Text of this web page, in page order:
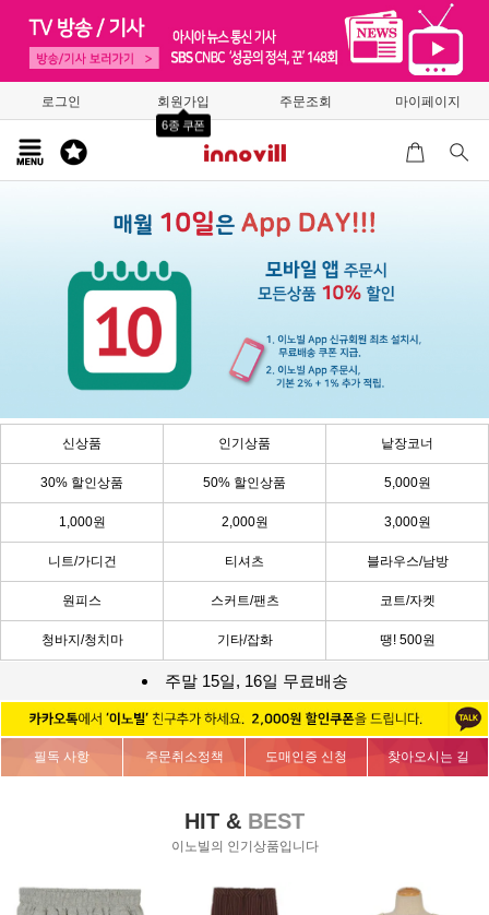
로그인 회원가입
6종 쿠폰
주문조회 마이페이지
신상품 인기상품 낱장코너
30% 할인상품 50% 할인상품 5,000원
1,000원 2,000원 3,000원
니트/가디건 티셔츠 블라우스/남방
원피스 스커트/팬츠 코트/자켓
청바지/청치마 기타/잡화 땡! 500원
주말 15일, 16일 무료배송
필독 사항 주문취소정책 도매인증 신청 찾아오시는 길
HIT & BEST
이노빌의 인기상품입니다